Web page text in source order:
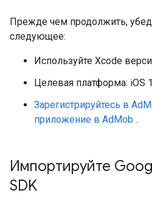
Прежде чем продолжить,
следующее:
Используйте Xcode
Целевая платформа: iOS
Зарегистрируйтесь в
приложение в AdMob .
Импортируйте
SDK